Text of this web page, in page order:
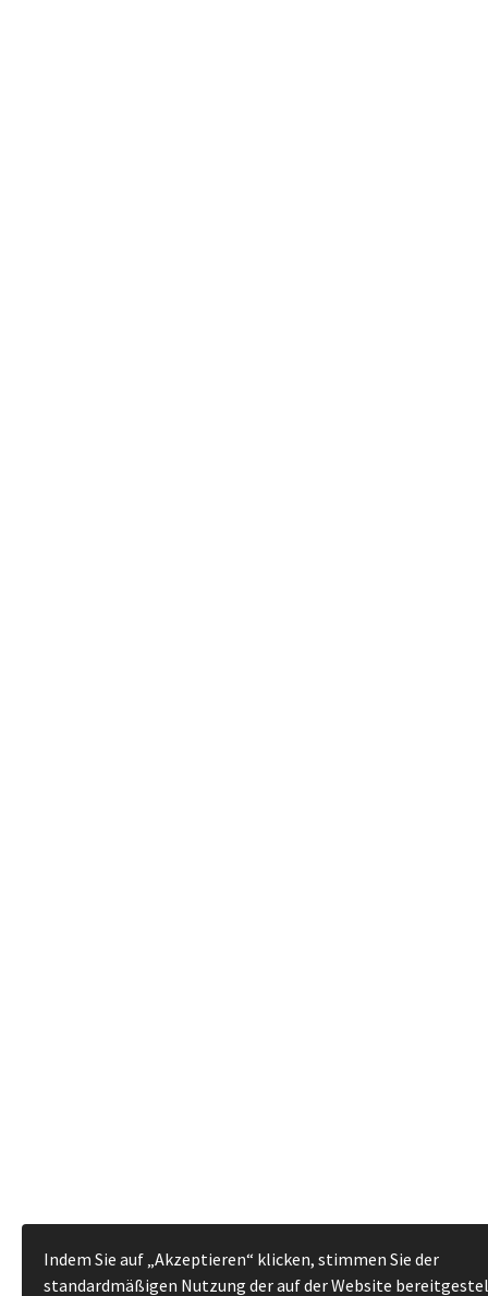
Indem Sie auf „Akzeptieren“ klicken, stimmen Sie der
standardmäßigen Nutzung der auf der Website